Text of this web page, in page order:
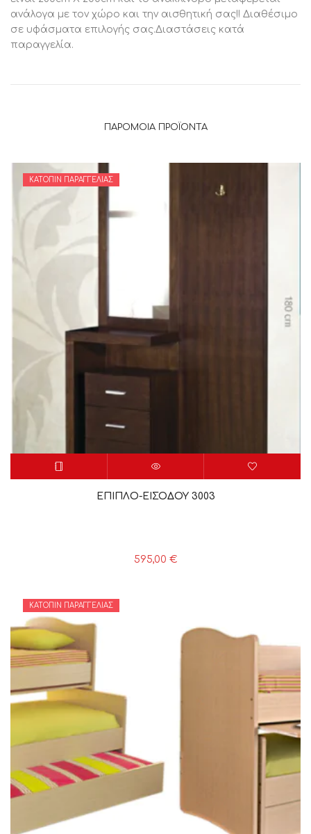
ανάλογα με τον χώρο και την αισθητική σας!! Διαθέσιμο
σε υφάσματα επιλογής σας.Διαστάσεις κατά
παραγγελία.
ΠΑΡΌΜΟΙΑ ΠΡΟΪΌΝΤΑ
ΚΑΤΌΠΙΝ ΠΑΡΑΓΓΕΛΊΑΣ
ΕΠΙΠΛΟ-ΕΙΣΟΔΟΥ 3003
595,00 €
ΚΑΤΌΠΙΝ ΠΑΡΑΓΓΕΛΊΑΣ